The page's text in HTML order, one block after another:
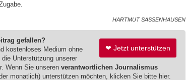
HARTMUT SASSENHAUSEN
❤ Jetzt unterstützen
gefallen?
kostenloses Medium ohne
Unterstützung unserer
Wenn Sie unseren verantwortlichen Journalismus
monatlich) unterstützen möchten, klicken Sie bitte hier.